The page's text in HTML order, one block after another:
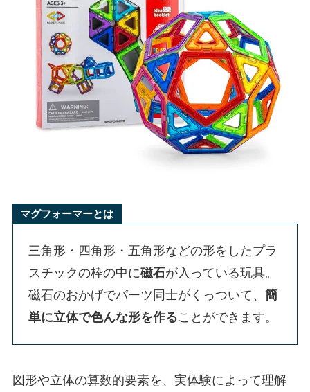
マグフォーマーとは
三角形・四角形・五角形などの形をしたプラ
スチックの枠の中に磁石が入っている玩具。
磁石のおかげでパーツ同士がくっついて、簡
単に立体で色んな形を作ることができます。
図形や立体の算数的要素を、実体験によって理解